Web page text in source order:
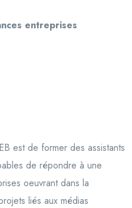
entreprises
est de former des assistants
de répondre à une
oeuvrant dans la
liés aux médias